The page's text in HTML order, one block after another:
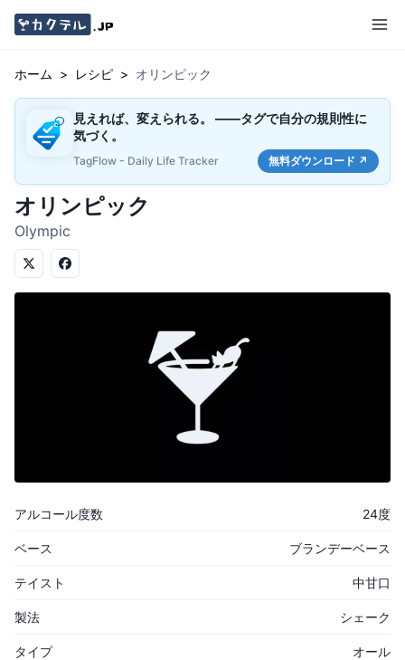
ホーム > レシピ > オリンピック
見えれば、変えられる。 ——タグで自分の規則性に
気づく。
TagFlow - Daily Life Tracker 無料ダウンロード ↗
オリンピック
Olympic
アルコール度数 24度
ベース ブランデーベース
テイスト 中甘口
製法 シェーク
タイプ オール